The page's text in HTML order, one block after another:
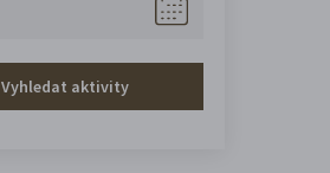
Vyhledat aktivity